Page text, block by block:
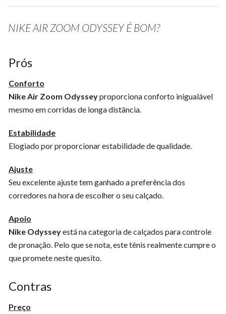
NIKE AIR ZOOM ODYSSEY É BOM?
Prós
Conforto
Nike Air Zoom Odysseyproporciona conforto inigualável
mesmo em corridas de longa distância.
Estabilidade
Elogiado por proporcionar estabilidade de qualidade.
Ajuste
Seu excelente ajuste tem ganhado a preferência dos
corredores na hora de escolher o seu calçado.
Apoio
Nike Odysseyestá na categoria de calçados para controle
de pronação. Pelo que se nota, este tênis realmente cumpre o
que promete neste quesito.
Contras
Preço